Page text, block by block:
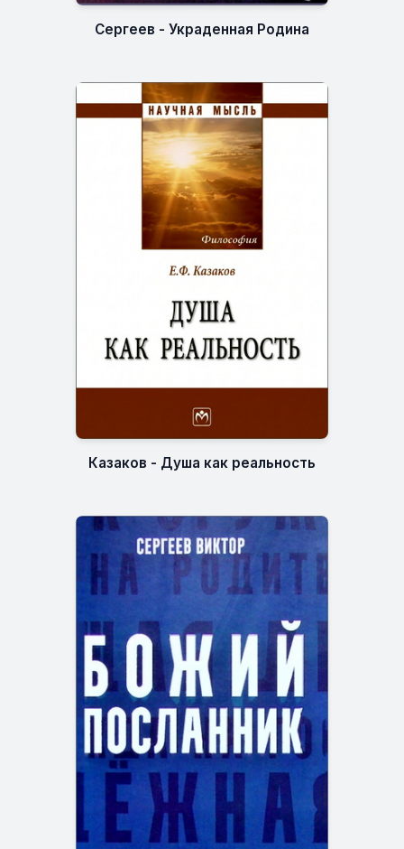
Сергеев - Украденная Родина
Казаков - Душа как реальность